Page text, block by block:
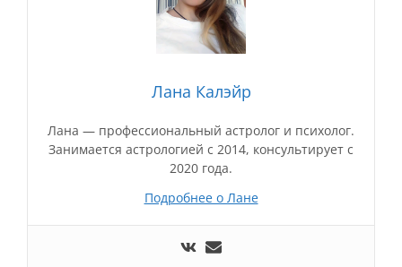
Лана Калэйр
Лана — профессиональный астролог и психолог.
Занимается астрологией с 2014, консультирует с
2020 года.
Подробнее о Лане